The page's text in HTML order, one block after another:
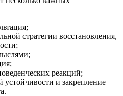
стратегии восстановления,
реакций;
устойчивости и закрепление